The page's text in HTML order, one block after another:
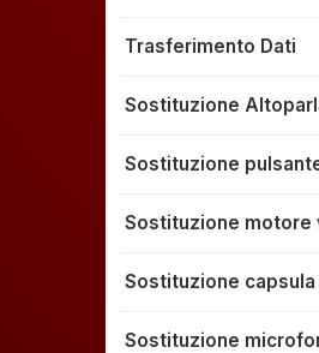
Trasferimento Dati
Sostituzione
Sostituzione
Sostituzione motore
Sostituzione
Sostituzione